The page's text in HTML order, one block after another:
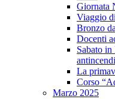
Giornata
Viaggio
Bronzo
Docenti
Sabato in
La
Corso
Marzo 2025